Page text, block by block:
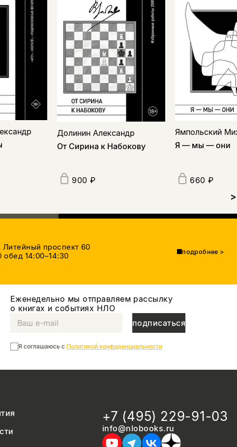
Долинин Александр
От Сирина к Набокову
900 ₽
Ямпольский
Я — мы — они
660 ₽
>
Литейный проспект 60
обед 14:00–14:30 подробнее >
Еженедельно мы отправляем рассылку
о книгах и событиях НЛО
подписаться
Я соглашаюсь с Политикой конфиденциальности
+7 (495) 229-91-03
info@nlobooks.ru